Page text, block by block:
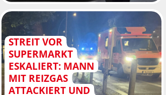
STREIT VOR
SUPERMARKT
ESKALIERT: MANN
MIT REIZGAS
ATTACKIERT UND